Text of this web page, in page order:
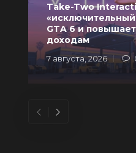
Take-Two
GTA 6 и
доходам
7 августа, 2026